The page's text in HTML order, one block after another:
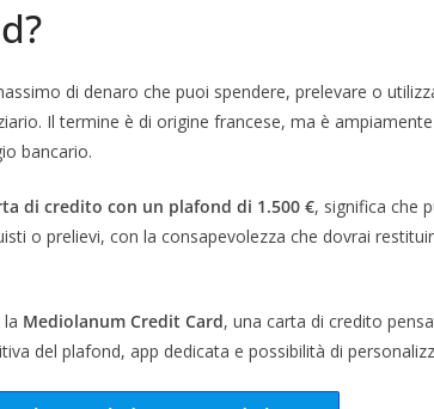
di denaro che puoi spendere, prelevare o
Il termine è di origine francese, ma è
bancario.
di credito con un plafond di 1.500 €, significa che
o prelievi, con la consapevolezza che dovrai
Mediolanum Credit Card, una carta di credito
del plafond, app dedicata e possibilità di